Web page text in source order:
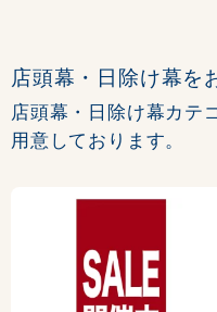
店頭幕・日除け幕を
店頭幕・日除け幕カテ
用意しております。